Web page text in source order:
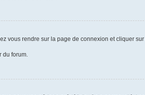
rendre sur la page de connexion et cliquer sur
forum.